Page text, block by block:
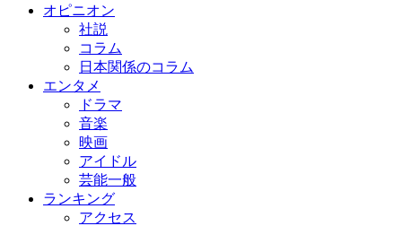
オピニオン
社説
コラム
日本関係のコラム
エンタメ
ドラマ
音楽
映画
アイドル
芸能一般
ランキング
アクセス